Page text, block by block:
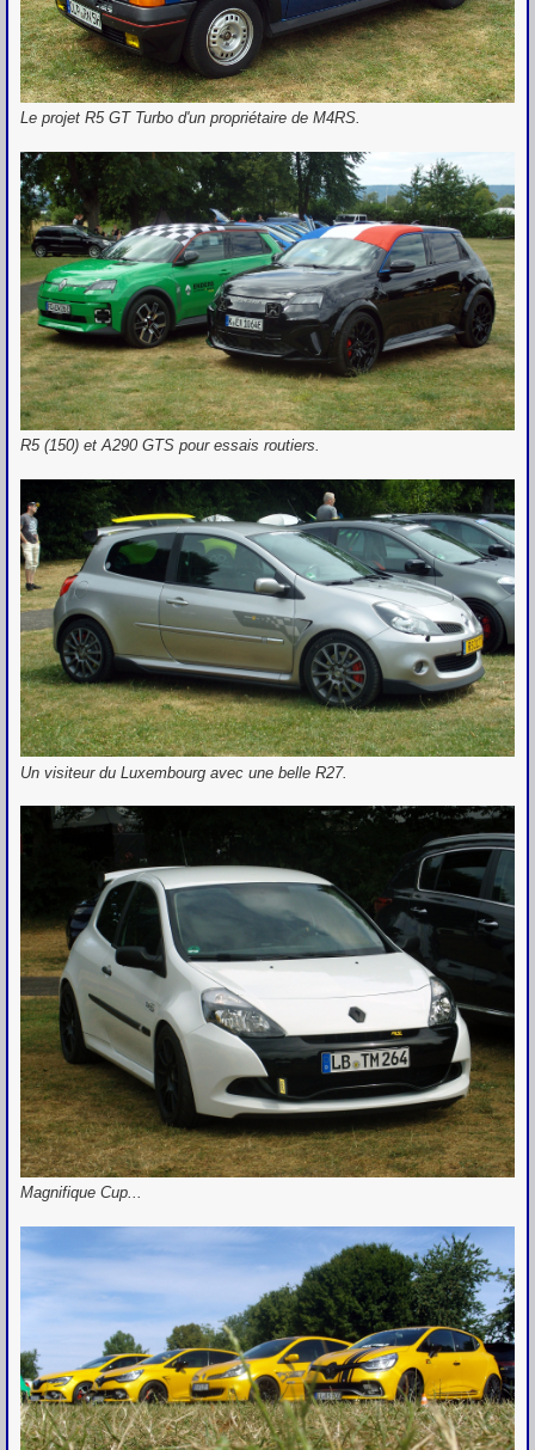
Le projet R5 GT Turbo d'un propriétaire de M4RS.
R5 (150) et A290 GTS pour essais routiers.
Un visiteur du Luxembourg avec une belle R27.
Magnifique Cup...